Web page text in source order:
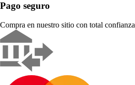
Pago seguro
Compra en nuestro sitio con total confianza